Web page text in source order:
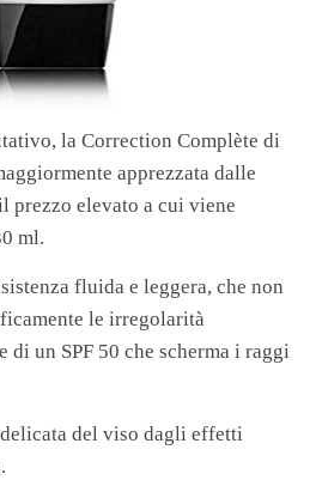
la Correction Complète di
apprezzata dalle
prezzo elevato a cui viene
ml.
fluida e leggera, che non
le irregolarità
di un SPF 50 che scherma i raggi
del viso dagli effetti